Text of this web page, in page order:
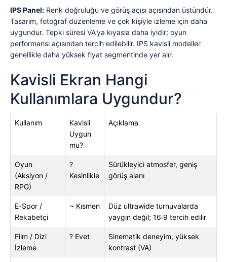
IPS Panel: Renk doğruluğu ve görüş açısı açısından üstündür.
Tasarım, fotoğraf düzenleme ve çok kişiyle izleme için daha
uygundur. Tepki süresi VA'ya kıyasla daha iyidir; oyun
performansı açısından tercih edilebilir. IPS kavisli modeller
genellikle daha yüksek fiyat segmentinde yer alır.
Kavisli Ekran Hangi
Kullanımlara Uygundur?
Kullanım
Kavisli
Uygun
mu?
Açıklama
Oyun
(Aksiyon /
RPG)
?
Kesinlikle
Sürükleyici atmosfer, geniş
görüş alanı
E-Spor /
Rekabetçi
~ Kısmen
Düz ultrawide turnuvalarda
yaygın değil; 16:9 tercih edilir
Film / Dizi
İzleme
? Evet
Sinematik deneyim, yüksek
kontrast (VA)